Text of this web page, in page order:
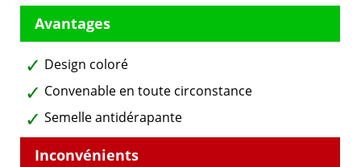
Design coloré
Convenable en toute circonstance
Semelle antidérapante